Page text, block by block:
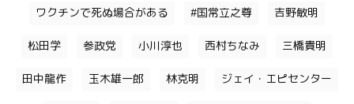
ワクチンで死ぬ場合がある #国常立之尊 吉野敏明
松田学 参政党 小川淳也 西村ちなみ 三橋貴明
田中龍作 玉木雄一郎 林克明 ジェイ・エピセンター